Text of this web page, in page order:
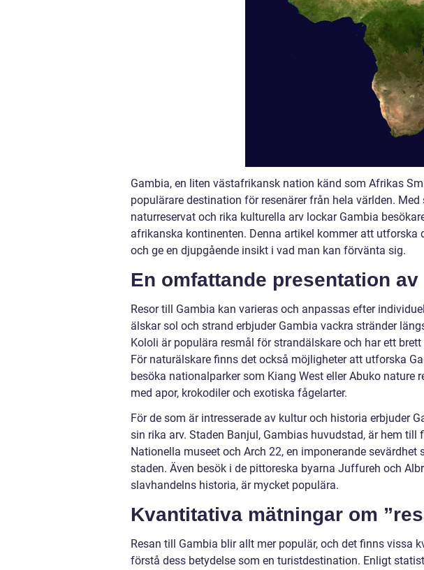
Gambia, en liten västafrikansk nation känd som Afrikas
populärare destination för resenärer från hela världen.
naturreservat och rika kulturella arv lockar Gambia
afrikanska kontinenten. Denna artikel kommer att utforska
och ge en djupgående insikt i vad man kan förvänta sig.
En omfattande presentation av
Resor till Gambia kan varieras och anpassas efter
älskar sol och strand erbjuder Gambia vackra stränder
Kololi är populära resmål för strandälskare och har ett
För naturälskare finns det också möjligheter att utforska
besöka nationalparker som Kiang West eller Abuko nature
med apor, krokodiler och exotiska fågelarter.
För de som är intresserade av kultur och historia erbjuder
sin rika arv. Staden Banjul, Gambias huvudstad, är hem till
Nationella museet och Arch 22, en imponerande
staden. Även besök i de pittoreska byarna Juffureh och
slavhandelns historia, är mycket populära.
Kvantitativa mätningar om
Resan till Gambia blir allt mer populär, och det finns
förstå dess betydelse som en turistdestination. Enligt